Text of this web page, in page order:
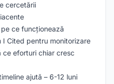
cercetării
ce funcționează
I Cited pentru monitorizare
ce eforturi chiar cresc
ajută – 6-12 luni